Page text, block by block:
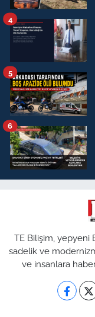
4
5
6
TE Bilişim, yepyeni
sadelik ve
ve insanlara